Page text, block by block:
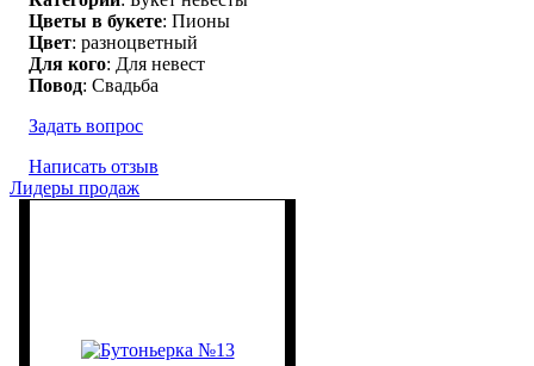
Цветы в букете: Пионы
Цвет: разноцветный
Для кого: Для невест
Повод: Свадьба
Задать вопрос
Написать отзыв
Лидеры продаж